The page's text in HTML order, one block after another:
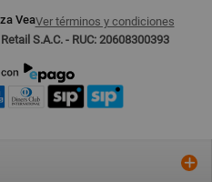
VeaVer términos y condiciones
S.A.C. - RUC: 20608300393